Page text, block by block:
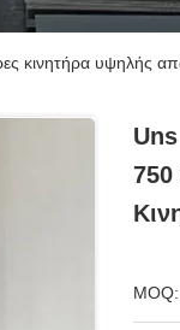
κινητήρα υψηλής
750
MOQ: